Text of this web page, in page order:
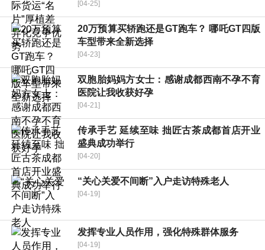
[04-25]
20万预算买轿跑还是GT跑车？ 哪吒GT四版
车型带来全新选择
[04-23]
双胞胎妈妈方女士：感谢成都西南不孕不育
医院让我收获好孕
[04-21]
传承手艺 延续至味 拙匠古茶成都首店开业
盛典成功举行
[04-20]
“关心关爱不间断”入户走访特殊老人
[04-19]
发挥专业人员作用，强化特殊群体服务
[04-19]